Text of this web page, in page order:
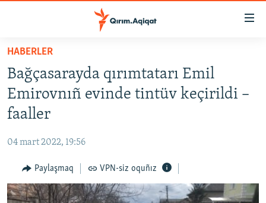
Esas
qaytmaq
Baş
navigatsiyağa
qaytmaq
Qıdıruvğa
SİYASET
İQTİSADİYAT
MEDENİYET
İNSAN AQLARI
VİDEO
HABERLER
Bağçasarayda qırımtatarı Emil
Emirovnıñ evinde tintüv keçirildi –
faaller
04 mart 2022, 19:56
Paylaşmaq VPN-siz oquñız